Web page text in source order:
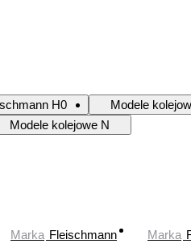
H0
Modele
Modele kolejowe N
Marka Fleischmann Marka